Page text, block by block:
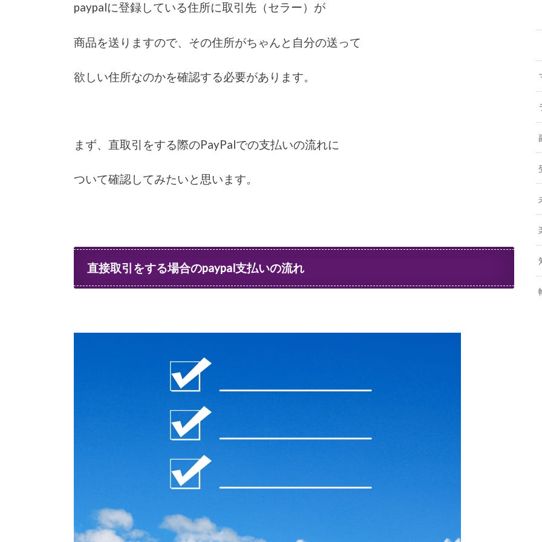
paypalに登録している住所に取引先（セラー）が
商品を送りますので、その住所がちゃんと自分の送って
欲しい住所なのかを確認する必要があります。
まず、直取引をする際のPayPalでの支払いの流れに
ついて確認してみたいと思います。
直接取引をする場合のpaypal支払いの流れ